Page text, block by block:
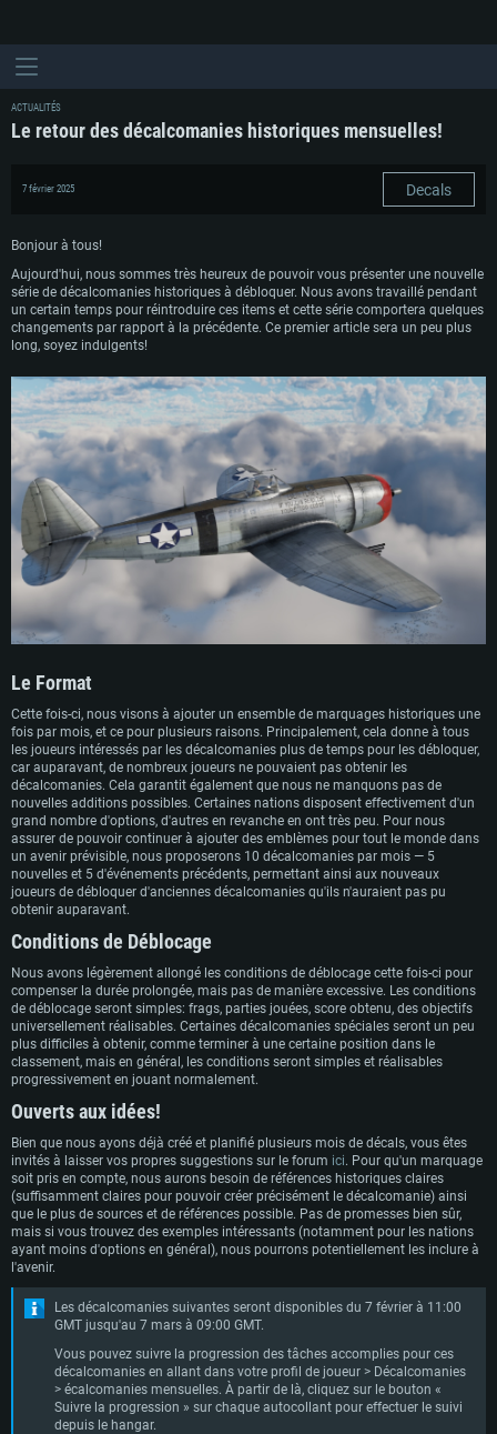
ACTUALITÉS
Le retour des décalcomanies historiques mensuelles!
7 février 2025 Decals
Bonjour à tous!
Aujourd'hui, nous sommes très heureux de pouvoir vous présenter une nouvelle
série de décalcomanies historiques à débloquer. Nous avons travaillé pendant
un certain temps pour réintroduire ces items et cette série comportera quelques
changements par rapport à la précédente. Ce premier article sera un peu plus
long, soyez indulgents!
Le Format
Cette fois-ci, nous visons à ajouter un ensemble de marquages historiques une
fois par mois, et ce pour plusieurs raisons. Principalement, cela donne à tous
les joueurs intéressés par les décalcomanies plus de temps pour les débloquer,
car auparavant, de nombreux joueurs ne pouvaient pas obtenir les
décalcomanies. Cela garantit également que nous ne manquons pas de
nouvelles additions possibles. Certaines nations disposent effectivement d'un
grand nombre d'options, d'autres en revanche en ont très peu. Pour nous
assurer de pouvoir continuer à ajouter des emblèmes pour tout le monde dans
un avenir prévisible, nous proposerons 10 décalcomanies par mois — 5
nouvelles et 5 d'événements précédents, permettant ainsi aux nouveaux
joueurs de débloquer d'anciennes décalcomanies qu'ils n'auraient pas pu
obtenir auparavant.
Conditions de Déblocage
Nous avons légèrement allongé les conditions de déblocage cette fois-ci pour
compenser la durée prolongée, mais pas de manière excessive. Les conditions
de déblocage seront simples: frags, parties jouées, score obtenu, des objectifs
universellement réalisables. Certaines décalcomanies spéciales seront un peu
plus difficiles à obtenir, comme terminer à une certaine position dans le
classement, mais en général, les conditions seront simples et réalisables
progressivement en jouant normalement.
Ouverts aux idées!
Bien que nous ayons déjà créé et planifié plusieurs mois de décals, vous êtes
invités à laisser vos propres suggestions sur le forum ici. Pour qu'un marquage
soit pris en compte, nous aurons besoin de références historiques claires
(suffisamment claires pour pouvoir créer précisément le décalcomanie) ainsi
que le plus de sources et de références possible. Pas de promesses bien sûr,
mais si vous trouvez des exemples intéressants (notamment pour les nations
ayant moins d'options en général), nous pourrons potentiellement les inclure à
l'avenir.
Les décalcomanies suivantes seront disponibles du 7 février à 11:00
GMT jusqu'au 7 mars à 09:00 GMT.
Vous pouvez suivre la progression des tâches accomplies pour ces
décalcomanies en allant dans votre profil de joueur > Décalcomanies
> écalcomanies mensuelles. À partir de là, cliquez sur le bouton «
Suivre la progression » sur chaque autocollant pour effectuer le suivi
depuis le hangar.